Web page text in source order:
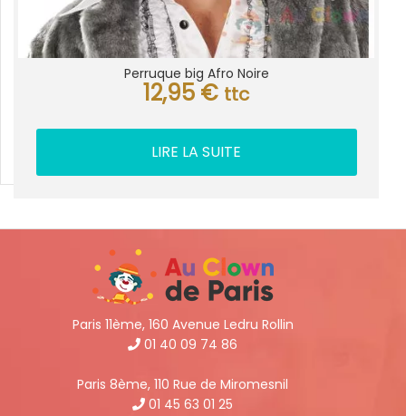
Perruque big Afro Noire
12,95 € ttc
LIRE LA SUITE
Paris 11ème, 160 Avenue Ledru Rollin
01 40 09 74 86
Paris 8ème, 110 Rue de Miromesnil
01 45 63 01 25